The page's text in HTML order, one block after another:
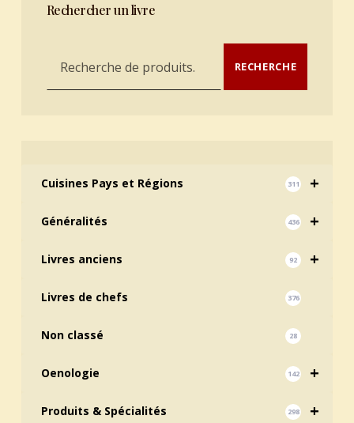
Rechercher un livre
Recherche pour : RECHERCHE
+
Cuisines Pays et Régions 311
+
Généralités 436
+
Livres anciens 92
Livres de chefs 376
Non classé 28
+
Oenologie 142
+
Produits & Spécialités 298